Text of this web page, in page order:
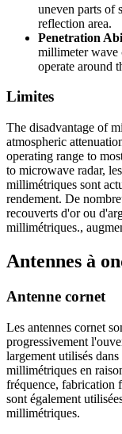
uneven parts of
reflection area.
Penetration
millimeter wave
operate around
Limites
The disadvantage of
atmospheric
operating range to
to microwave radar,
millimétriques sont
rendement. De
recouverts d'or ou
millimétriques.,
Antennes à
Antenne cornet
Les antennes cornet
progressivement
largement utilisés
millimétriques en
fréquence, fabrication
sont également
millimétriques.